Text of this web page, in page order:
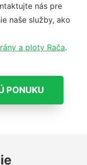
nás pre
naše služby, ako
a ploty Rača.
PONUKU